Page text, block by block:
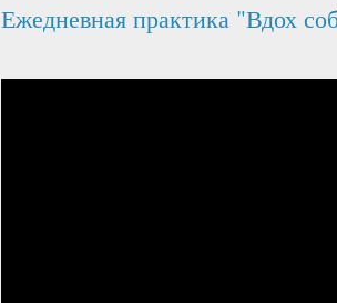
Ежедневная практика "Вдох